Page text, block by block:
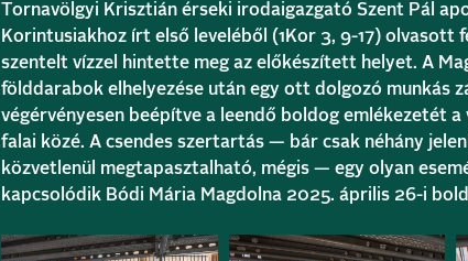
Tornavölgyi Krisztián érseki irodaigazgató Szent Pál
Korintusiakhoz írt első leveléből (1Kor 3, 9-17) olvasott
szentelt vízzel hintette meg az előkészített helyet. A
földdarabok elhelyezése után egy ott dolgozó munkás
végérvényesen beépítve a leendő boldog emlékezetét a
falai közé. A csendes szertartás — bár csak néhány
közvetlenül megtapasztalható, mégis — egy olyan
kapcsolódik Bódi Mária Magdolna 2025. április 26-i